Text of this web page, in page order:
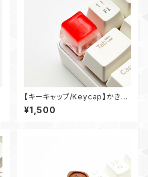
【キーキャップ/Keycap】かき氷
- いちごシロップ/Shaved Ice
(Strawberry Syrup)
¥1,500